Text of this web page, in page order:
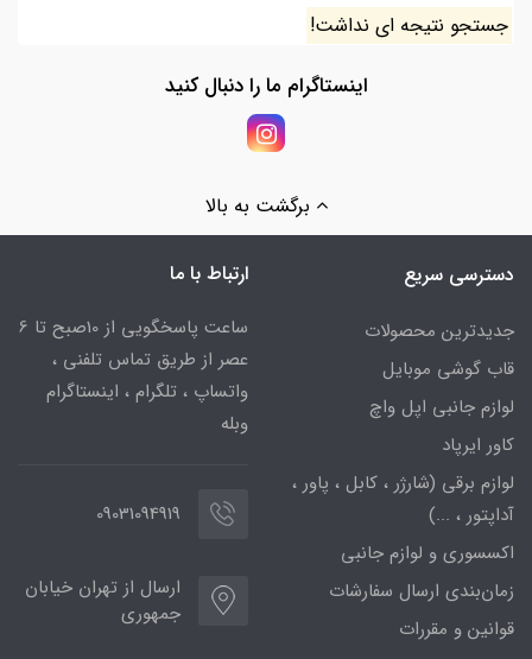
جستجو نتیجه ای نداشت!
اینستاگرام ما را دنبال کنید
برگشت به بالا
دسترسی سریع
جدیدترین محصولات
قاب گوشی موبایل
لوازم جانبی اپل واچ
کاور ایرپاد
لوازم برقی (شارژر ، کابل ، پاور ،
آداپتور ، ...)
اکسسوری و لوازم جانبی
زمان‌بندی ارسال سفارشات
قوانین و مقررات
ارتباط با ما
ساعت پاسخگویی از 10صبح تا 6
عصر از طریق تماس تلفنی ،
واتساپ ، تلگرام ، اینستاگرام
وبله
09031094919
ارسال از تهران خیابان
جمهوری